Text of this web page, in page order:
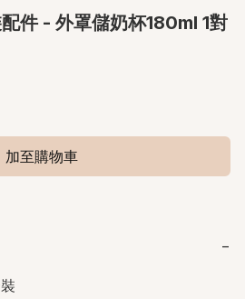
件 - 外罩儲奶杯180ml 1對
加至購物車
−